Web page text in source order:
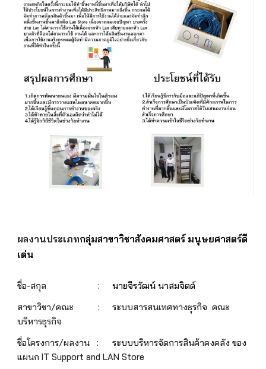
ผลงานประเภทกลุ่มสาขาวิชาสังคมศาสตร์ มนุษยศาสตร์ดี
เด่น
ชื่อ-สกุล :
นายจีรวัฒน์ นาสมจิตต์
สาขาวิชา/คณะ
:
ระบบสารสนเทศทางธุรกิจ คณะ
บริหารธุรกิจ
ชื่อโครงการ/ผลงาน :
ระบบบริหารจัดการสินค้าคงคลัง ของ
แผนก IT Support and LAN Store